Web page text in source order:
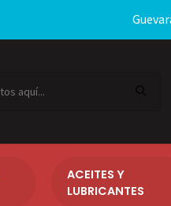
ACEITES Y
LUBRICANTES